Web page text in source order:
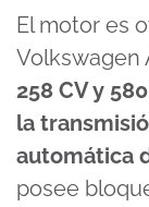
El motor es
Volkswagen
258 CV y
la
automática
posee